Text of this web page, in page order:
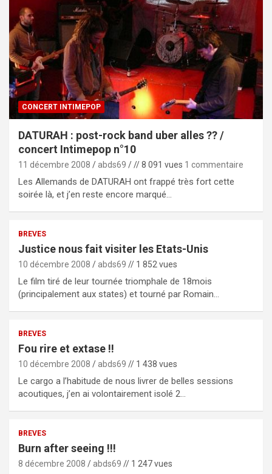
CONCERT INTIMEPOP
DATURAH : post-rock band uber alles ?? /
concert Intimepop n°10
11 décembre 2008 abds69 // 8 091 vues 1 commentaire
Les Allemands de DATURAH ont frappé très fort cette
soirée là, et j’en reste encore marqué…
BREVES
Justice nous fait visiter les Etats-Unis
10 décembre 2008 abds69 // 1 852 vues
Le film tiré de leur tournée triomphale de 18mois
(principalement aux states) et tourné par Romain…
BREVES
Fou rire et extase !!
10 décembre 2008 abds69 // 1 438 vues
Le cargo a l’habitude de nous livrer de belles sessions
acoutiques, j’en ai volontairement isolé 2…
BREVES
Burn after seeing !!!
8 décembre 2008 abds69 // 1 247 vues